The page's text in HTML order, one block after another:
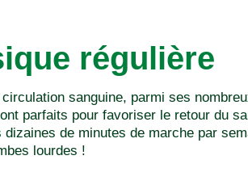
régulière
sanguine, parmi ses
parfaits pour favoriser le retour du
de minutes de marche par
lourdes !